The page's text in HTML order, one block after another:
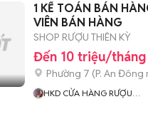
1 KẾ TOÁN BÁN
VIÊN BÁN HÀNG
SHOP RƯỢU THIÊN KỲ
Đến 10 triệu/tháng
Phường 7 (P. An Đông
HKD CỬA HÀNG RƯỢU